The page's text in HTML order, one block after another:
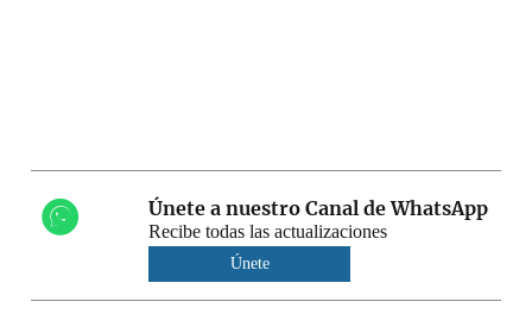
Únete a nuestro Canal de WhatsApp
Recibe todas las actualizaciones
Únete